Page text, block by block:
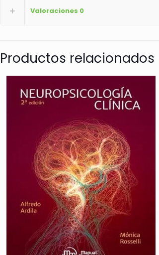
Psicología. Integración y el futuro de
Valoraciones 0
Productos relacionados